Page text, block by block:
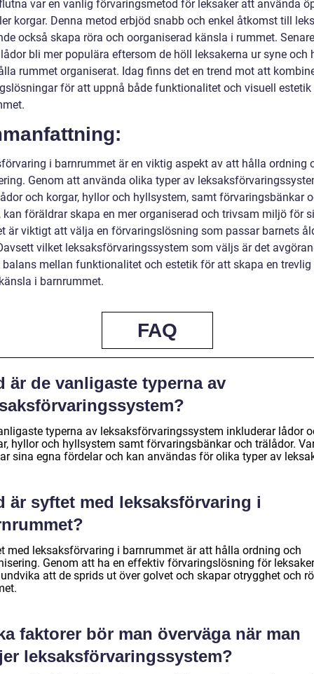
var en vanlig förvaringsmetod för leksaker att använda
korgar. Denna metod erbjöd snabb och enkel åtkomst till
också skapa röra och oorganiserad känsla i rummet. Senare
bli mer populära eftersom de höll leksakerna ur syne och
rummet organiserat. Idag finns det en trend mot att
för att uppnå både funktionalitet och visuell estetik
i barnrummet är en viktig aspekt av att hålla ordning
Genom att använda olika typer av
och korgar, hyllor och hyllsystem, samt förvaringsbänkar
kan föräldrar skapa en mer organiserad och trivsam miljö för
är viktigt att välja en förvaringslösning som passar barnets
vilket leksaksförvaringssystem som väljs är det
balans mellan funktionalitet och estetik för att skapa en trevlig
i barnrummet.
FAQ
är de vanligaste typerna av
typerna av leksaksförvaringssystem inkluderar lådor
hyllor och hyllsystem samt förvaringsbänkar och trälådor.
sina egna fördelar och kan användas för olika typer av
är syftet med leksaksförvaring i
med leksaksförvaring i barnrummet är att hålla ordning och
Genom att ha en effektiv förvaringslösning för
att de sprids ut över golvet och skapar otrygghet och
faktorer bör man överväga när man
leksaksförvaringssystem?